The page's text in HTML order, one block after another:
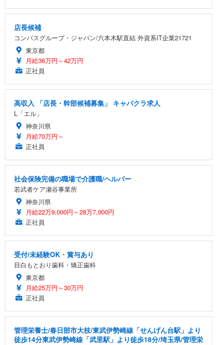
店長候補
コンパスグループ・ジャパン/六本木駅直結 外資系IT企業21721
東京都
月給36万円～42万円
正社員
高収入 「店長・幹部候補募集」 キャバクラ求人
L「エル」
神奈川県
月給70万円～
正社員
社会保険完備の職場で介護職/ヘルパー
若武者ケア瀬谷事業所
神奈川県
月給22万9,000円～28万7,000円
正社員
受付/未経験OK・賞与あり
目白もとおり歯科・矯正歯科
東京都
月給25万円～30万円
正社員
管理栄養士/春日部市大枝/東武伊勢崎線「せんげん台駅」より
徒歩14分東武伊勢崎線「武里駅」より徒歩18分/埼玉県/管理栄